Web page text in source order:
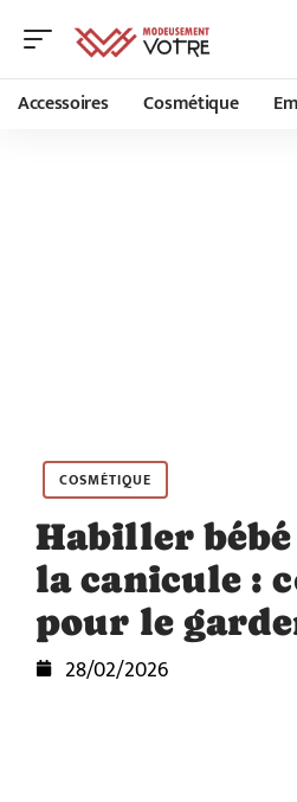
Accessoires Cosmétique
COSMÉTIQUE
Habiller
la canicule :
pour le
28/02/2026